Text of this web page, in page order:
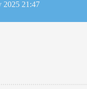
2025 21:47